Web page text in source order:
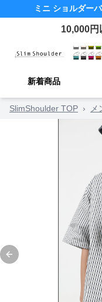
ミニ ショルダー
10,000円
新着商品
SlimShoulder TOP › メ
Previous slide